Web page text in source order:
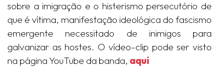
sobre a imigração e o histerismo persecutório de
que é vítima, manifestação ideológica do fascismo
emergente necessitado de inimigos para
galvanizar as hostes. O vídeo-clip pode ser visto
na página YouTube da banda, aqui